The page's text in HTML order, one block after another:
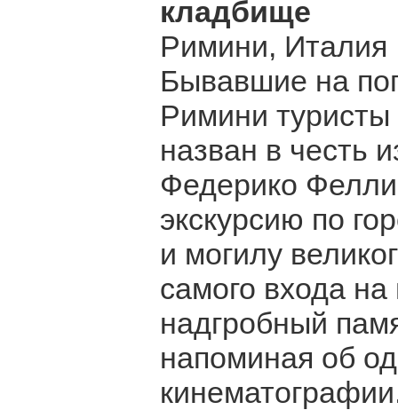
кладбище
Римини, Италия
Бывавшие на
Римини туристы
назван в честь
Федерико
экскурсию по
и могилу
самого входа
надгробный
напоминая об